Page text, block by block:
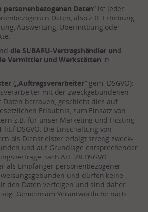
Daten“ ist jeder
Daten, also z.B. Erhebung,
Auswertung, Übermittlung oder
die SUBARU-Vertragshändler und
Vermittler und Werkstätten in
(„Auftragsverarbeiter“ gem. DSGVO):
mit der zweckgebundenen
betrauen, geschieht dies auf
Erlaubnis, zum Einsatz von
z.B. für unser Marketing und Hosting
lit.f DSGVO. Die Einschaltung von
als Dienstleister erfolgt streng zweck-
und auf Grundlage entsprechender
nach Art. 28 DSGVO.
als Empfänger personenbezogener
und dürfen keine
den Daten verfolgen und sind daher
Gemeinsam Verantwortliche nach